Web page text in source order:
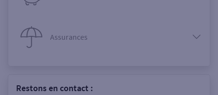
Assurances
Restons en contact :